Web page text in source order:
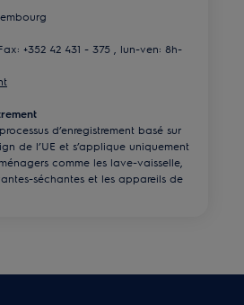
+352 42 431 - 375 , lun-ven: 8h-
d’enregistrement basé sur
de l’UE et s’applique uniquement
comme les lave-vaisselle,
séchantes et les appareils de